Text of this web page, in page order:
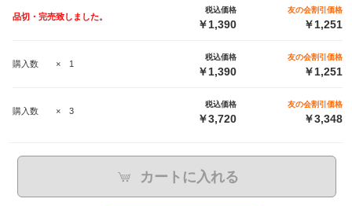
品切・完売致しました。
税込価格
￥1,390
友の会割引価格
￥1,251
購入数 × 1
税込価格
￥1,390
友の会割引価格
￥1,251
購入数 × 3
税込価格
￥3,720
友の会割引価格
￥3,348
カートに入れる